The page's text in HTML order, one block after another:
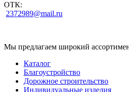
ОТК:
2372989@mail.ru
Мы предлагаем широкий
Каталог
Благоустройство
Дорожное строительство
Индивидуальные изделия